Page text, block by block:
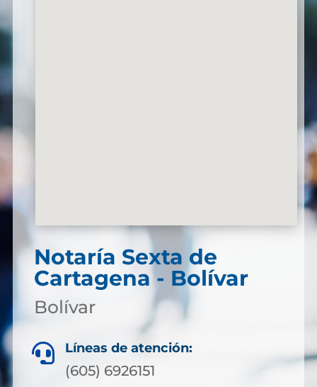
Notaría Sexta de
Cartagena - Bolívar
Bolívar
 Líneas de atención:
(605) 6926151